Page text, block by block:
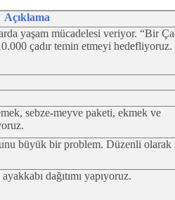
Açıklama
yaşam mücadelesi veriyor. “Bir
çadır temin etmeyi hedefliyoruz.
sebze-meyve paketi, ekmek ve
büyük bir problem. Düzenli olarak
dağıtımı yapıyoruz.